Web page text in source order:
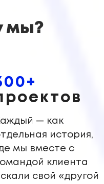
мы?
— как
история,
мы вместе с
клиента
свой «другой